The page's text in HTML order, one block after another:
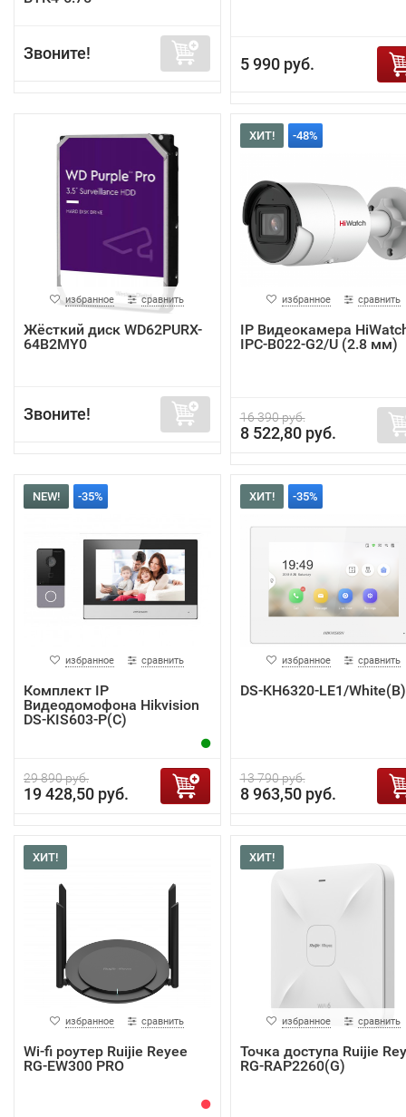
Звоните!
5 990 руб.
избранное сравнить
Жёсткий диск WD62PURX-
64B2MY0
Звоните!
ХИТ! -48%
избранное сравнить
IP Видеокамера
IPC-B022-G2/U (2.8 мм)
16 390 руб.
8 522,80 руб.
NEW! -35%
избранное сравнить
Комплект IP
Видеодомофона Hikvision
DS-KIS603-P(C)
29 890 руб.
19 428,50 руб.
ХИТ! -35%
избранное сравнить
DS-KH6320-LE1/White(B)
13 790 руб.
8 963,50 руб.
ХИТ!
избранное сравнить
Wi-fi роутер Ruijie Reyee
RG-EW300 PRO
ХИТ!
избранное сравнить
Точка доступа Ruijie
RG-RAP2260(G)